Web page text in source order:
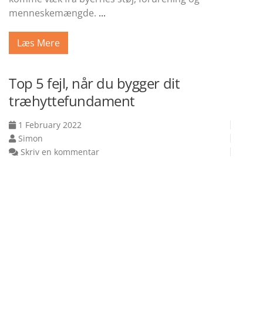
menneskemængde. ...
Læs Mere
Top 5 fejl, når du bygger dit
træhyttefundament
1 February 2022
Simon
Skriv en kommentar